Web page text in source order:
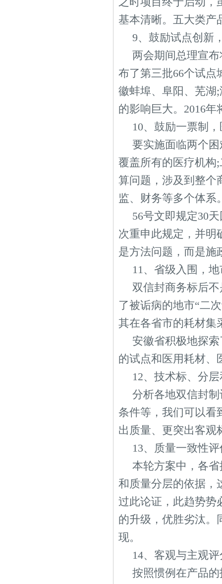
基本清晰。五大类产
9、鼓励试点创新
两会期间总理宣
布了第三批66个试点
徽蚌埠、阜阳、芜湖
的影响巨大。2016
10、鼓励一票制
要实施面临两个
覆盖所有的医疗机构
算问题，涉及到整个
监、财务等多个体系
56号文即规定30
次重申此规定，并明
是方法问题，而是施
11、省级入围，
双信封商务标后
了被诟病的地市“二
其在各省市的耗材集
安徽省积极地探
的试点和医用耗材、
12、技术标、分
分析各地双信封
条件等，我们可以看
出质量、更突出客观
13、质量一致性
本轮方案中，各
和质量分层的依据，
过此论证，此趋势势
的升级，优胜劣汰。
现。
14、客观与主观
按照惯例在产品